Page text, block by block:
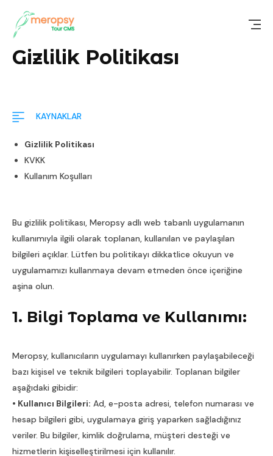
Gizlilik Politikası
KAYNAKLAR
Gizlilik Politikası
KVKK
Kullanım Koşulları
Bu gizlilik politikası, Meropsy adlı web tabanlı uygulamanın
kullanımıyla ilgili olarak toplanan, kullanılan ve paylaşılan
bilgileri açıklar. Lütfen bu politikayı dikkatlice okuyun ve
uygulamamızı kullanmaya devam etmeden önce içeriğine
aşina olun.
1. Bilgi Toplama ve Kullanımı:
Meropsy, kullanıcıların uygulamayı kullanırken paylaşabileceği
bazı kişisel ve teknik bilgileri toplayabilir. Toplanan bilgiler
aşağıdaki gibidir:
• Kullanıcı Bilgileri: Ad, e-posta adresi, telefon numarası ve
hesap bilgileri gibi, uygulamaya giriş yaparken sağladığınız
veriler. Bu bilgiler, kimlik doğrulama, müşteri desteği ve
hizmetlerin kişiselleştirilmesi için kullanılır.